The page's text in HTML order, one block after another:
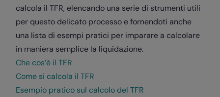
calcola il TFR, elencando una serie di strumenti utili
per questo delicato processo e fornendoti anche
una lista di esempi pratici per imparare a calcolare
in maniera semplice la liquidazione.
Che cos’è il TFR
Come si calcola il TFR
Esempio pratico sul calcolo del TFR